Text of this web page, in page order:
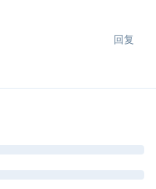
回复